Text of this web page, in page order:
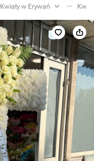
Kwiaty w Erywań